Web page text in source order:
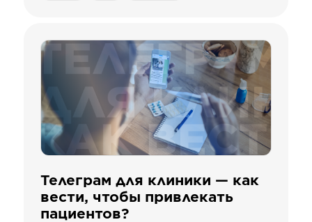
Телеграм для клиники — как
вести, чтобы привлекать
пациентов?